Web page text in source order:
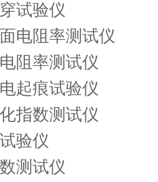
试验仪
电阻率测试仪
阻率测试仪
起痕试验仪
指数测试仪
验仪
测试仪